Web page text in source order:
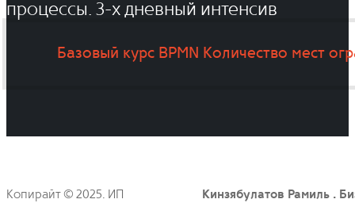
процессы. 3-x дневный интенсив
Базовый курс BPMN Количество мест
Копирайт © 2025. ИП
Кинзябулатов Рамиль .